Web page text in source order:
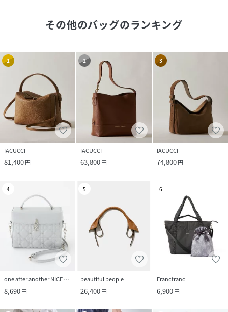
その他のバッグのランキング
1
IACUCCI
81,400円
2
IACUCCI
63,800円
3
IACUCCI
74,800円
4
one after another NICE CLAUP
8,690円
5
beautiful people
26,400円
6
Francfranc
6,900円